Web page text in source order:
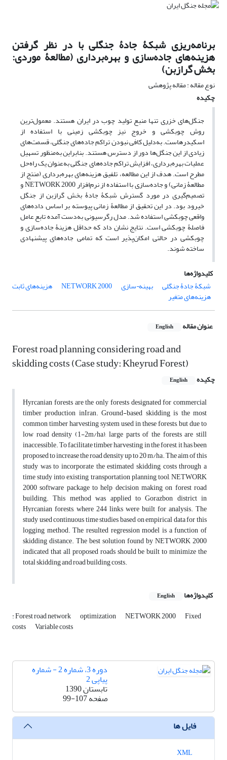
برنامه‌ریزی شبکۀ جادۀ جنگلی با در نظر گرفتن
هزینه‌های جاده‌سازی و بهره‌برداری (مطالعۀ موردی:
بخش گرازبن)
نوع مقاله : مقاله پژوهشی
چکیده
جنگل‌های خزری تنها منبع تولید چوب در ایران هستند. معمول‌ترین
روش چوبکشی و خروج نیز چوبکشی زمینی با استفاده از
اسکیدرهاست. به‌دلیل کافی نبودن تراکم جاده‌های جنگلی، قسمت‌های
زیادی از این جنگل‌ها دور از دسترس هستند. بنابراین به‌منظور تسهیل
عملیات بهره‌برداری، افزایش تراکم جاده‌های جنگلی به‌عنوان یک راه‌حل
مطرح است. هدف از این مطالعه، تلفیق هزینه‌های بهره‌برداری (منتج از
مطالعۀ زمانی) و جاده‌سازی با استفاده از نرم‌افزار NETWORK 2000 و
تصمیم‌گیری در مورد گسترش شبکۀ جادۀ بخش گرازبن از جنگل
خیرود بود. در این تحقیق از مطالعۀ زمانی پیوسته بر اساس داده‌های
واقعی چوبکشی استفاده شد. مدل رگرسیونی به‌دست آمده تابع عامل
فاصلۀ چوبکشی است. نتایج نشان داد که حداقل هزینۀ جاده‌سازی و
چوبکشی در حالتی امکان‌پذیر است که تمامی جاده‌های پیشنهادی
ساخته شوند.
کلیدواژه‌ها
شبکۀ جادۀ جنگلی
بهینه¬سازی NETWORK 2000 هزینه‌های ثابت
هزینه‌های متغیر
عنوان مقاله English
Forest road planning considering road and
skidding costs (Case study: Kheyrud Forest)
چکیده English
Hyrcanian forests are the only forests designated for commercial
timber production inIran. Ground-based skidding is the most
common timber harvesting system used in these forests, but due to
low road density (1-2m/ha), large parts of the forests are still
inaccessible. To facilitate timber harvesting in the forest, it has been
proposed to increase the road density up to 20 m/ha. The aim of this
study was to incorporate the estimated skidding costs through a
time study into existing transportation planning tool, NETWORK
2000 software package to help decision making on forest road
building. This method was applied to Gorazbon district in
Hyrcanian forests, where 244 links were built for analysis. The
study used continuous time studies based on empirical data for this
logging method. The resulted regression model is a function of
skidding distance. The best solution found by NETWORK 2000
indicated that all proposed roads should be built to minimize the
total skidding and road building costs.
کلیدواژه‌ها English
: Forest road network optimization NETWORK 2000 Fixed
costs Variable costs
دوره 3، شماره 2 - شماره
پیاپی 2
تابستان 1390
صفحه99-107
فایل ها